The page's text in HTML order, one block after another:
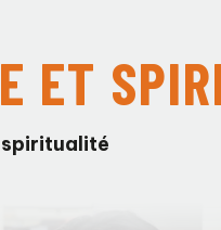
ET
spiritualité